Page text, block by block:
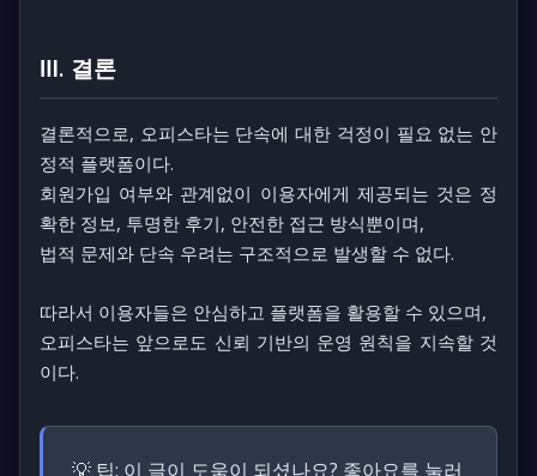
Ⅲ. 결론
결론적으로, 오피스타는 단속에 대한 걱정이 필요 없는 안
정적 플랫폼이다.
회원가입 여부와 관계없이 이용자에게 제공되는 것은 정
확한 정보, 투명한 후기, 안전한 접근 방식뿐이며,
법적 문제와 단속 우려는 구조적으로 발생할 수 없다.
따라서 이용자들은 안심하고 플랫폼을 활용할 수 있으며,
오피스타는 앞으로도 신뢰 기반의 운영 원칙을 지속할 것
이다.
💡 팁: 이 글이 도움이 되셨나요? 좋아요를 눌러